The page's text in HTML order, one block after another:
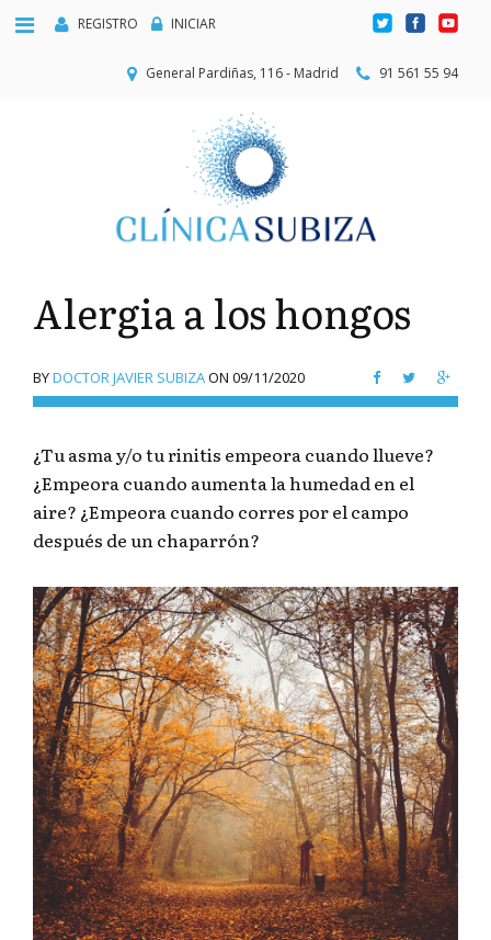
REGISTRO INICIAR
General Pardiñas, 116 - Madrid 91 561 55 94
Alergia a los hongos
BYDOCTOR JAVIER SUBIZAON 09/11/2020
¿Tu asma y/o tu rinitis empeora cuando llueve?
¿Empeora cuando aumenta la humedad en el
aire? ¿Empeora cuando corres por el campo
después de un chaparrón?